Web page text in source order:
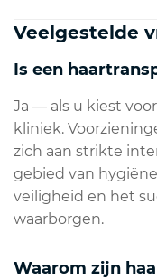
Veelgestelde
Is een
Ja — als u kiest
kliniek.
zich aan strikte
gebied van
veiligheid en het
waarborgen.
Waarom zijn